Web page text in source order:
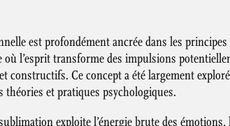
est profondément ancrée dans les
l’esprit transforme des impulsions
constructifs. Ce concept a été largement
théories et pratiques psychologiques.
exploite l’énergie brute des